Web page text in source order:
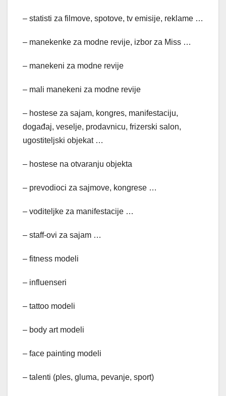
– statisti za filmove, spotove, tv emisije, reklame …
– manekenke za modne revije, izbor za Miss …
– manekeni za modne revije
– mali manekeni za modne revije
– hostese za sajam, kongres, manifestaciju,
događaj, veselje, prodavnicu, frizerski salon,
ugostiteljski objekat …
– hostese na otvaranju objekta
– prevodioci za sajmove, kongrese …
– voditeljke za manifestacije …
– staff-ovi za sajam …
– fitness modeli
– influenseri
– tattoo modeli
– body art modeli
– face painting modeli
– talenti (ples, gluma, pevanje, sport)